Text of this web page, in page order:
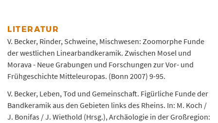
LITERATUR
V. Becker, Rinder, Schweine, Mischwesen: Zoomorphe Funde
der westlichen Linearbandkeramik. Zwischen Mosel und
Morava - Neue Grabungen und Forschungen zur Vor- und
Frühgeschichte Mitteleuropas. (Bonn 2007) 9-95.
V. Becker, Leben, Tod und Gemeinschaft. Figürliche Funde der
Bandkeramik aus den Gebieten links des Rheins. In: M. Koch /
J. Bonifas / J. Wiethold (Hrsg.), Archäologie in der Großregion: